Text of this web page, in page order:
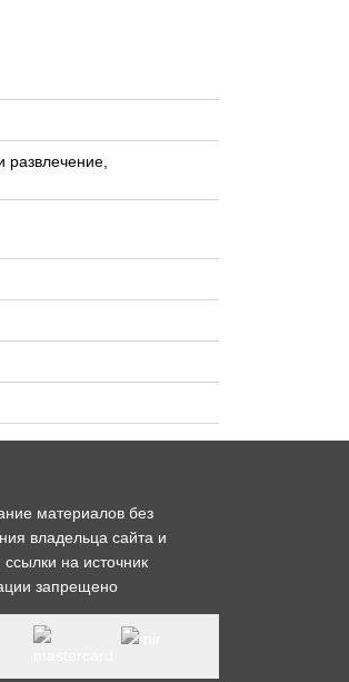
развлечение,
материалов без
владельца сайта и
ссылки на источник
запрещено